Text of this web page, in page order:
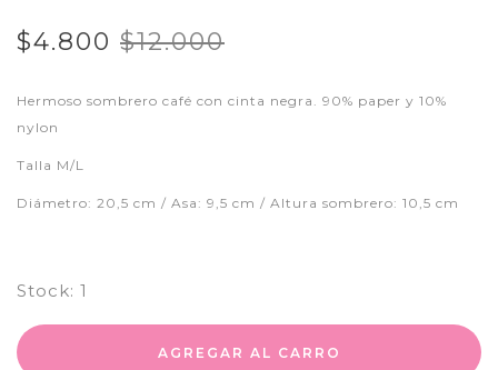
$4.800 $12.000
Hermoso sombrero café con cinta negra. 90% paper y 10%
nylon
Talla M/L
Diámetro: 20,5 cm / Asa: 9,5 cm / Altura sombrero: 10,5 cm
Stock: 1
AGREGAR AL CARRO